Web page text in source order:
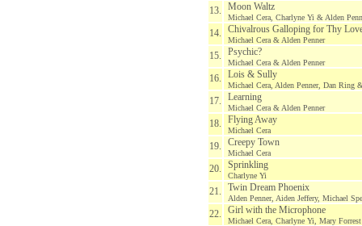
13. Moon Waltz
Michael Cera, Charlyne Yi & Alden
14. Chivalrous Galloping for Thy
Michael Cera & Alden Penner
15. Psychic?
Michael Cera & Alden Penner
16. Lois & Sully
Michael Cera, Alden Penner, Dan Ring
17. Learning
Michael Cera & Alden Penner
18. Flying Away
Michael Cera
19. Creepy Town
Michael Cera
20. Sprinkling
Charlyne Yi
21. Twin Dream Phoenix
Alden Penner, Aiden Jeffery, Michael
22. Girl with the Microphone
Michael Cera, Charlyne Yi, Mary